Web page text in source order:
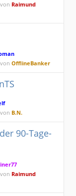
Raimund
OfflineBanker
B.N.
90-Tage-
Raimund